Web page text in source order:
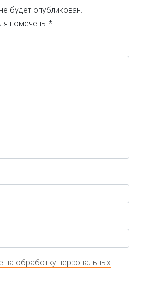
будет опубликован.
помечены *
на обработку персональных